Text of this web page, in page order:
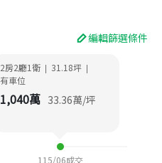
編輯篩選條件
2房2廳1衛 | 31.18坪 |
有車位
1,040萬 33.36萬/坪
115/06成交